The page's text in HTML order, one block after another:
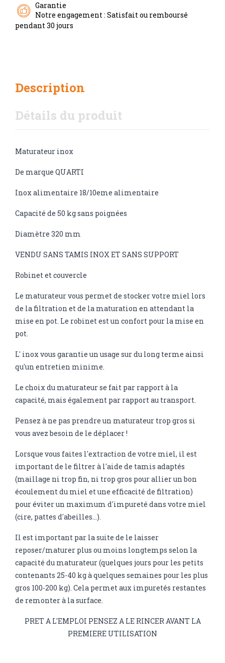
Garantie
Notre engagement : Satisfait ou remboursé
pendant 30 jours
Description
Détails du produit
Maturateur inox
De marque QUARTI
Inox alimentaire 18/10eme alimentaire
Capacité de 50 kg sans poignées
Diamètre 320 mm
VENDU SANS TAMIS INOX ET SANS SUPPORT
Robinet et couvercle
Le maturateur vous permet de stocker votre miel lors
de la filtration et de la maturation en attendant la
mise en pot. Le robinet est un confort pour la mise en
pot.
L' inox vous garantie un usage sur du long terme ainsi
qu'un entretien minime.
Le choix du maturateur se fait par rapport à la
capacité, mais également par rapport au transport.
Pensez à ne pas prendre un maturateur trop gros si
vous avez besoin de le déplacer !
Lorsque vous faites l'extraction de votre miel, il est
important de le filtrer à l'aide de tamis adaptés
(maillage ni trop fin, ni trop gros pour allier un bon
écoulement du miel et une efficacité de filtration)
pour éviter un maximum d'impureté dans votre miel
(cire, pattes d'abeilles...).
Il est important par la suite de le laisser
reposer/maturer plus ou moins longtemps selon la
capacité du maturateur (quelques jours pour les petits
contenants 25-40 kg à quelques semaines pour les plus
gros 100-200 kg). Cela permet aux impuretés restantes
de remonter à la surface.
PRET A L'EMPLOI PENSEZ A LE RINCER AVANT LA
PREMIERE UTILISATION